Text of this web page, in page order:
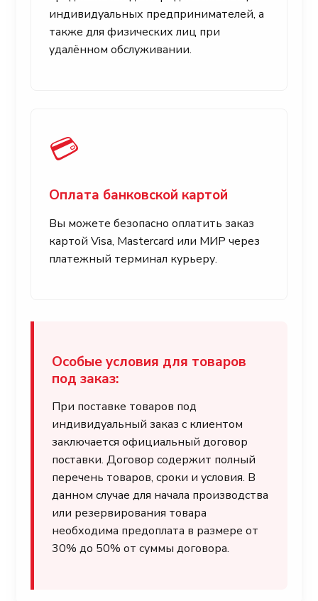
индивидуальных предпринимателей, а
также для физических лиц при
удалённом обслуживании.
💳
Оплата банковской картой
Вы можете безопасно оплатить заказ
картой Visa, Mastercard или МИР через
платежный терминал курьеру.
Особые условия для товаров
под заказ:
При поставке товаров под
индивидуальный заказ с клиентом
заключается официальный договор
поставки. Договор содержит полный
перечень товаров, сроки и условия. В
данном случае для начала производства
или резервирования товара
необходима предоплата в размере от
30% до 50% от суммы договора.